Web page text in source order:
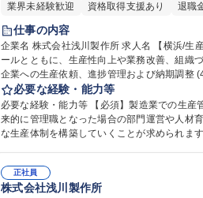
業界未経験歓迎
資格取得支援あり 退職
仕事の内容
企業名 株式会社浅川製作所 求人名 【横浜/生産管理(係長候補)】経験者//国内シェア90％の自動車部品メーカー 仕事の内容 生産管理部門の中核として工場全体の生産コントロ
ールとともに、生産性向上や業務改善、組織づくりを推進いただきます。 (1)生産計画の立案および日々の
企業への生産依頼、進捗管理および納期調整
【横浜/生産管理(係長候補)】経験者//国内シェ
必要な経験・能力等
必要な経験・能力等 【必須】製造業での生
来的に管理職となった場合の部門運営や人材育成への挑戦意欲 【業務の魅力】生産状況は日々変化するため、状況を的確に判断
な生産体制を構築していくことが求められます。 変
正社員
株式会社浅川製作所